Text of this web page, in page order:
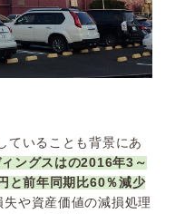
ていることも背景にあ
ングスはの2016年3～
と前年同期比60％減少
や資産価値の減損処理